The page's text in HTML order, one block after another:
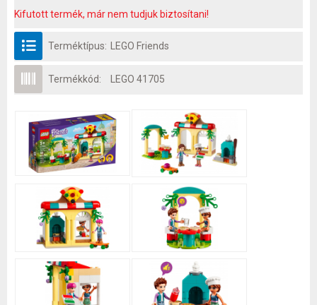
Kifutott termék, már nem tudjuk biztosítani!
Terméktípus: LEGO Friends
Termékkód: LEGO 41705